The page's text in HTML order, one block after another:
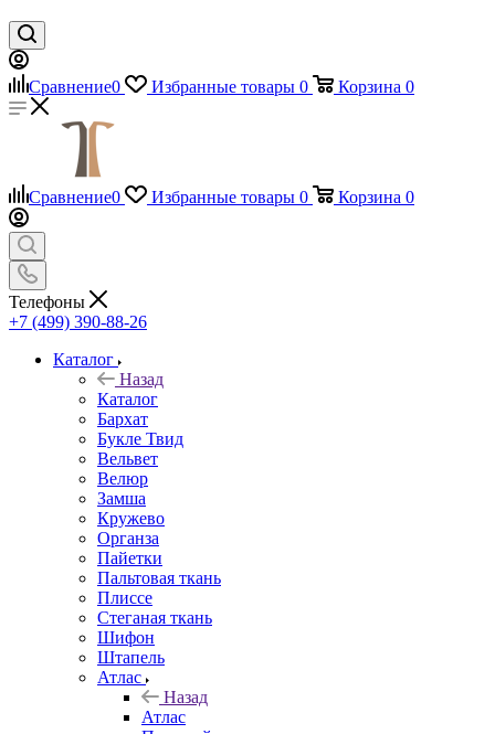
Сравнение0 Избранные товары 0 Корзина 0
Сравнение0 Избранные товары 0 Корзина 0
Телефоны
+7 (499) 390-88-26
Каталог
Назад
Каталог
Бархат
Букле Твид
Вельвет
Велюр
Замша
Кружево
Органза
Пайетки
Пальтовая ткань
Плиссе
Стеганая ткань
Шифон
Штапель
Атлас
Назад
Атлас